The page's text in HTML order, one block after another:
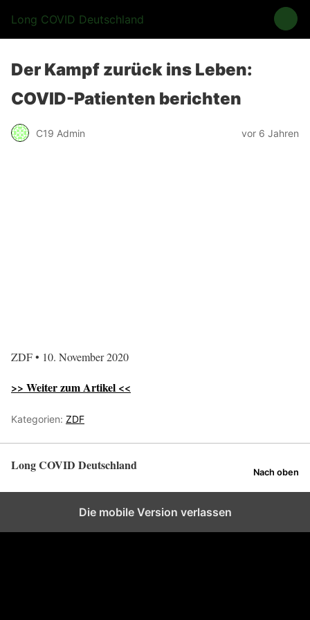
Long COVID Deutschland
Der Kampf zurück ins Leben:
COVID-Patienten berichten
C19 Admin vor 6 Jahren
ZDF • 10. November 2020
>> Weiter zum Artikel <<
Kategorien: ZDF
Long COVID Deutschland Nach oben
Die mobile Version verlassen